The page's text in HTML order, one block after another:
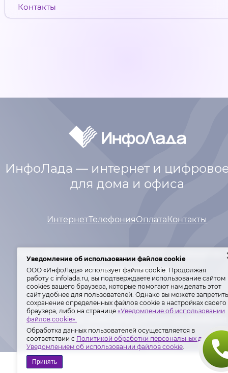
Контакты
ИнфоЛада — интернет и
для дома и офиса
ИнтернетТелефонияОплатаКонтакты
ул. Свердлова
+7 (8482) 600-600
Лиц. Мин. связи РФ №№ 146977, 155342.
Политика ООО «ИнфоЛада» в отношении обработки
персональных данных.
Уведомление об использовании файлов cookie
ООО «ИнфоЛада» использует файлы cookie. Продолжая
работу с infolada.ru, вы подтверждаете использование сайтом
сооkiеѕ вашего браузера, которые помогают нам делать этот
сайт удобнее для пользователей. Однако вы можете запретить
сохранение определенных файлов cookie в настройках своего
браузера, либо на странице «Уведомление об использовании
файлов cookie».
Обработка данных пользователей осуществляется в
соответствии с Политикой обработки персональных данных
Уведомлением об использовании файлов cookie.
Принять